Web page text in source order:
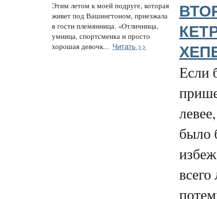
Этим летом к моей подруге, которая
живет под Вашингтоном, приезжала
в гости племянница. «Отличница,
умница, спортсменка и просто
хорошая девочк... Читать >>
Если
было